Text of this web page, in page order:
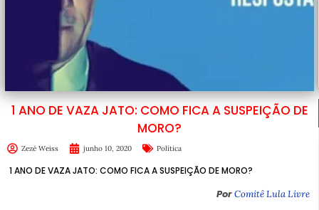
1 ANO DE VAZA JATO: COMO FICA A SUSPEIÇÃO DE
MORO?
Zezé Weiss junho 10, 2020 Política
1 ANO DE VAZA JATO: COMO FICA A SUSPEIÇÃO DE MORO?
PorComitê Lula Livre